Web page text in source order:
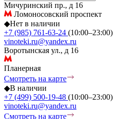
Мичуринский пр., д 16
Ломоносовский проспект
◆Нет в наличии
+7 (985) 761-63-24 (10:00–23:00)
vinoteki.ru@yandex.ru
Воротынская ул., д 16
Планерная
Смотреть на карте
◆В наличии
+7 (499) 500-19-48 (10:00–23:00)
vinoteki.ru@yandex.ru
Смотреть на карте